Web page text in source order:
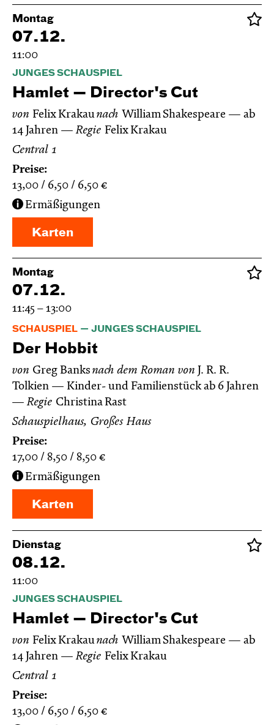
Montag
07.12.
11:00
JUNGES SCHAUSPIEL
Hamlet — Director's Cut
von Felix Krakaunach William Shakespeare
ab
14 Jahren
Regie Felix Krakau
Central 1
Preise:
13,00
6,50 6,50 €
Ermäßigungen
Karten
Montag
07.12.
11:45 – 13:00
SCHAUSPIEL JUNGES SCHAUSPIEL
Der Hobbit
von Greg Banks nach dem Roman von J. R. R.
Tolkien
Kinder- und Familienstück ab 6 Jahren
Regie Christina Rast
Schauspielhaus, Großes Haus
Preise:
17,00
8,50 8,50 €
Ermäßigungen
Karten
Dienstag
08.12.
11:00
JUNGES SCHAUSPIEL
Hamlet — Director's Cut
von Felix Krakaunach William Shakespeare
ab
14 Jahren
Regie Felix Krakau
Central 1
Preise:
13,00
6,50 6,50 €